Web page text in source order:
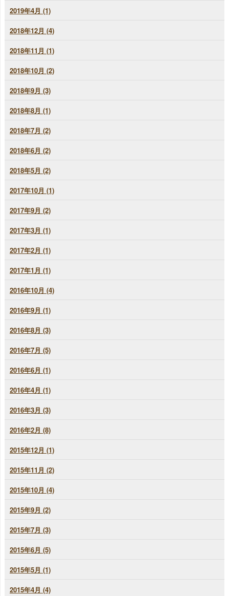
2019年4月 (1)
2018年12月 (4)
2018年11月 (1)
2018年10月 (2)
2018年9月 (3)
2018年8月 (1)
2018年7月 (2)
2018年6月 (2)
2018年5月 (2)
2017年10月 (1)
2017年9月 (2)
2017年3月 (1)
2017年2月 (1)
2017年1月 (1)
2016年10月 (4)
2016年9月 (1)
2016年8月 (3)
2016年7月 (5)
2016年6月 (1)
2016年4月 (1)
2016年3月 (3)
2016年2月 (8)
2015年12月 (1)
2015年11月 (2)
2015年10月 (4)
2015年9月 (2)
2015年7月 (3)
2015年6月 (5)
2015年5月 (1)
2015年4月 (4)